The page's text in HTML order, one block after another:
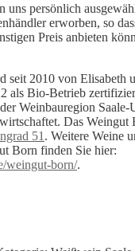
uns persönlich
erworben, so
Preis anbieten
seit 2010 von Elisabeth
als Bio-Betrieb
Weinbauregion Saale-
Das
51 . Weitere Weine
Born finden Sie hier:
weingut-born/.